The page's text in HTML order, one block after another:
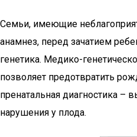
Семьи, имеющие
анамнез, перед зачатием
генетика. Медико-
позволяет предотвратить
пренатальная диагностика
нарушения у плода.